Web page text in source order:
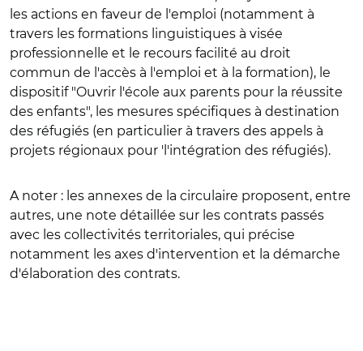
les actions en faveur de l'emploi (notamment à
travers les formations linguistiques à visée
professionnelle et le recours facilité au droit
commun de l'accès à l'emploi et à la formation), le
dispositif "Ouvrir l'école aux parents pour la réussite
des enfants", les mesures spécifiques à destination
des réfugiés (en particulier à travers des appels à
projets régionaux pour 'l'intégration des réfugiés).
A noter : les annexes de la circulaire proposent, entre
autres, une note détaillée sur les contrats passés
avec les collectivités territoriales, qui précise
notamment les axes d'intervention et la démarche
d'élaboration des contrats.